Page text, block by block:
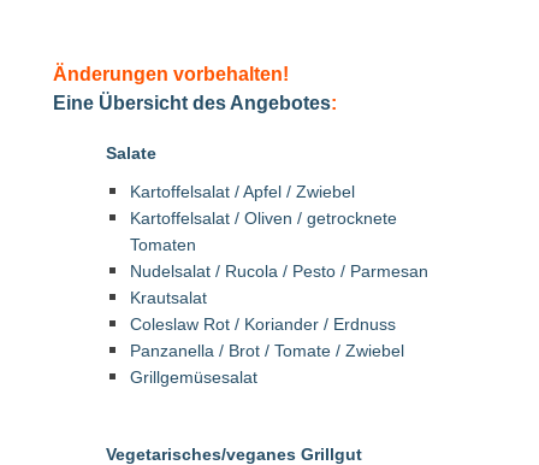
Änderungen vorbehalten!
Eine Übersicht des Angebotes:
Salate
Kartoffelsalat / Apfel / Zwiebel
Kartoffelsalat / Oliven / getrocknete
Tomaten
Nudelsalat / Rucola / Pesto / Parmesan
Krautsalat
Coleslaw Rot / Koriander / Erdnuss
Panzanella / Brot / Tomate / Zwiebel
Grillgemüsesalat
Vegetarisches/veganes Grillgut